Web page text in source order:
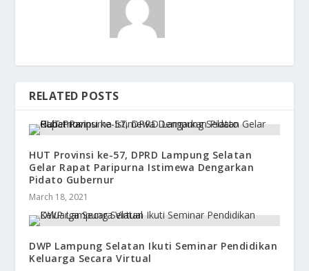
RELATED POSTS
HUT Provinsi ke-57, DPRD Lampung Selatan
Gelar Rapat Paripurna Istimewa Dengarkan
Pidato Gubernur
March 18, 2021
DWP Lampung Selatan Ikuti Seminar Pendidikan
Keluarga Secara Virtual